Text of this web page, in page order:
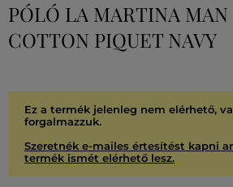
PÓLÓ LA MARTINA MAN
COTTON PIQUET NAVY
Ez a termék jelenleg nem elérhető,
forgalmazzuk.
Szeretnék e-mailes értesítést kapni
termék ismét elérhető lesz.